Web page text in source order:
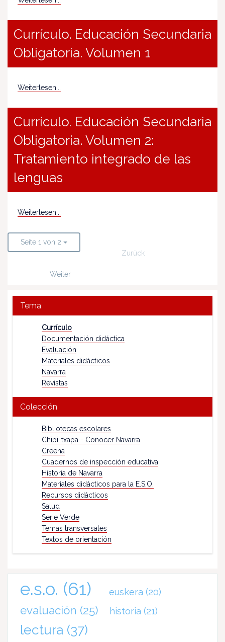
Currículo. Educación Secundaria
Obligatoria. Volumen 1
Weiterlesen...
Currículo. Educación Secundaria
Obligatoria. Volumen 2:
Tratamiento integrado de las
lenguas
Weiterlesen...
Seite 1 von 2
Zurück
Weiter
Tema
Currículo
Documentación didáctica
Evaluación
Materiales didácticos
Navarra
Revistas
Colección
Bibliotecas escolares
Chipi-txapa - Conocer Navarra
Creena
Cuadernos de inspección educativa
Historia de Navarra
Materiales didácticos para la E.S.O.
Recursos didácticos
Salud
Serie Verde
Temas transversales
Textos de orientación
e.s.o. (61) euskera (20)
evaluación (25) historia (21)
lectura (37)